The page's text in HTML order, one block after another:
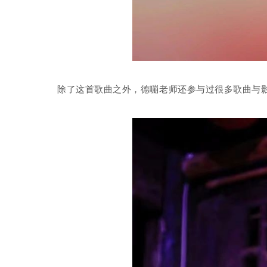
除了这首歌曲之外，德嘣老师还参与过很多歌曲与